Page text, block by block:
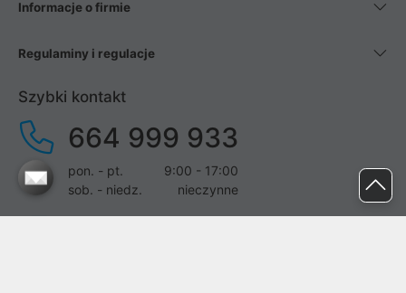
Informacje o firmie
Regulaminy i regulacje
Szybki kontakt
664 999 933
pon. - pt.
9:00 - 17:00
sob. - niedz.
nieczynne